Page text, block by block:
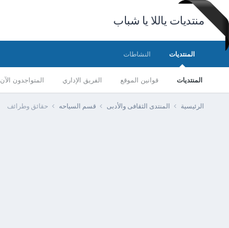
منتديات ياللا يا شباب
المنتديات
المنتديات قوانين الموقع الفريق الإداري المتواجدون الآن
النشاطات
الرئيسية المنتدى الثقافى والأدبى قسم السياحه حقائق وطرائف